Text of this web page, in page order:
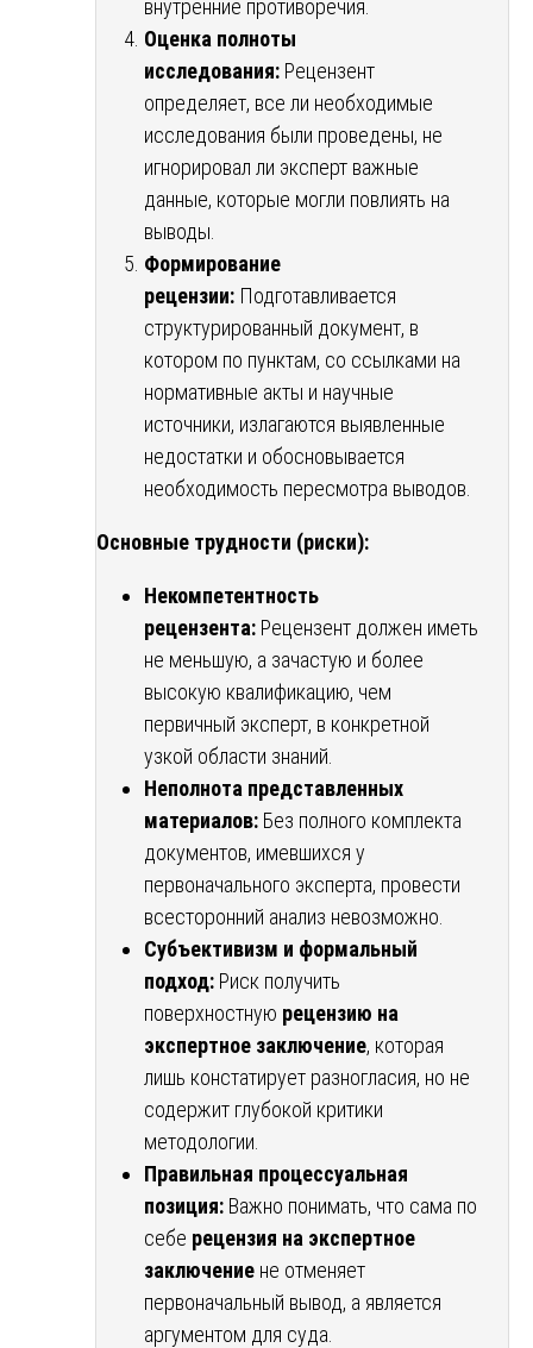
внутренние противоречия.
Оценка полноты
исследования: Рецензент
определяет, все ли необходимые
исследования были проведены, не
игнорировал ли эксперт важные
данные, которые могли повлиять на
выводы.
Формирование
рецензии: Подготавливается
структурированный документ, в
котором по пунктам, со ссылками на
нормативные акты и научные
источники, излагаются выявленные
недостатки и обосновывается
необходимость пересмотра выводов.
Основные трудности (риски):
Некомпетентность
рецензента: Рецензент должен иметь
не меньшую, а зачастую и более
высокую квалификацию, чем
первичный эксперт, в конкретной
узкой области знаний.
Неполнота представленных
материалов: Без полного комплекта
документов, имевшихся у
первоначального эксперта, провести
всесторонний анализ невозможно.
Субъективизм и формальный
подход: Риск получить
поверхностную рецензию на
экспертное заключение, которая
лишь констатирует разногласия, но не
содержит глубокой критики
методологии.
Правильная процессуальная
позиция: Важно понимать, что сама по
себе рецензия на экспертное
заключение не отменяет
первоначальный вывод, а является
аргументом для суда.